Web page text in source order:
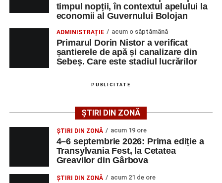
poată solicita detalii despre condițiile de angajare,
Mai jos puteți consulta lista completă a locurilor de
muncă disponibile în comuna Săsciori la data de 4
august 2026, precum și datele de contact ale
LMV
TELEFON/E-
Technology Srl
OPERATOR LA
MASINI-UNELTE
CU COMANDA
NUMERICA
1 0752826367
timpul nopții, în contextul apelului la
economii al Guvernului Bolojan
ADMINISTRAȚIE acum o săptămână
Primarul Dorin Nistor a verificat
șantierele de apă și canalizare din
Sebeș. Care este stadiul lucrărilor
PUBLICITATE
ȘTIRI DIN ZONĂ
ȘTIRI DIN ZONĂ acum 19 ore
4–6 septembrie 2026: Prima ediție a
Transylvania Fest, la Cetatea
Greavilor din Gârbova
ȘTIRI DIN ZONĂ acum 21 de ore